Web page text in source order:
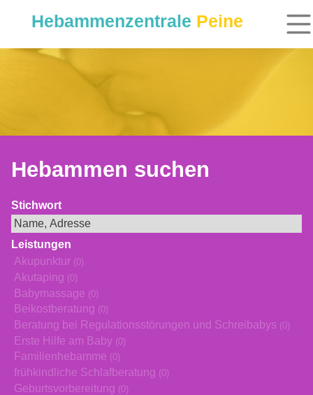
Hebammenzentrale Peine
Hebammen suchen
Stichwort
Leistungen
Akupunktur (0)
Akutaping (0)
Babymassage (0)
Beikostberatung (0)
Beratung bei Regulationsstörungen und Schreibabys (0)
Erste Hilfe am Baby (0)
Familienhebamme (0)
frühkindliche Schlafberatung (0)
Geburtsvorbereitung (0)